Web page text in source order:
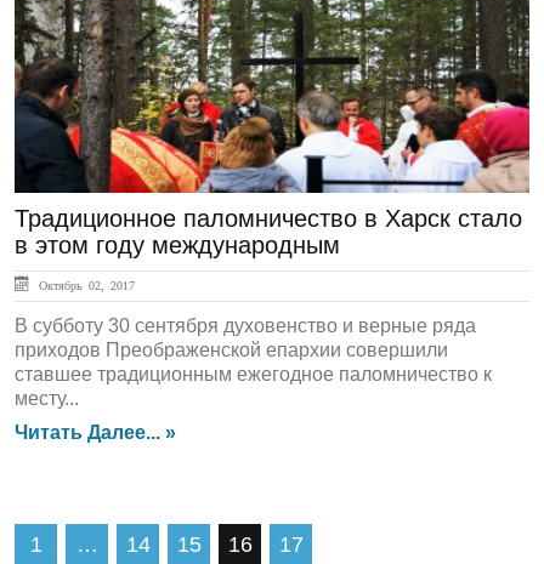
ЛЕНТА НОВОСТЕЙ
Традиционное паломничество в Харск стало
в этом году международным
Октябрь 02, 2017
В субботу 30 сентября духовенство и верные ряда
приходов Преображенской епархии совершили
ставшее традиционным ежегодное паломничество к
месту...
Читать Далее... »
1 … 14 15 16 17